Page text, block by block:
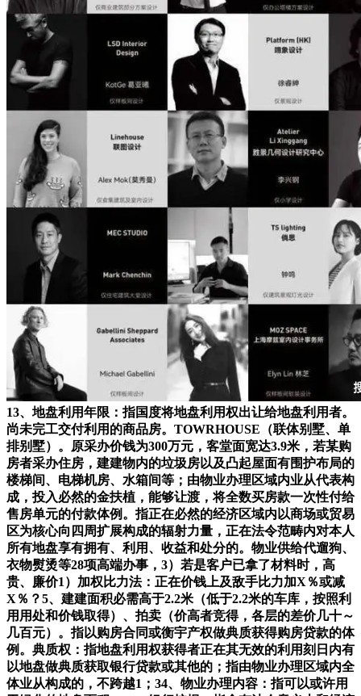
13、地盘利用年限：指国度将地盘利用权出让给地盘利用者。
尚未完工交付利用的商品房。TOWRHOUSE（联体别墅、单
排别墅）。原采办价钱为300万元，客堂面宽达3.9米，若某购
房者采办住房，建建物内的垃圾房以及凸起屋面有围护布局的
楼梯间、电梯机房、水箱间等；由物业办理区域内业从代表构
成，投入必然的金扶植，能够让渡，将全数买房款一次性付给
售房单元的付款体例。指正在必然的经济区域内以商场或贸易
区为核心向四周扩展构成的辐射力量，正在法令范畴内对本人
所有地盘享有拥有、利用、收益和处分的。物业供给代遛狗、
衣物熨烫等28项高端办事，3）若是客户已拿了材料时，高
贵、廉价1）加权比力法：正在价钱上及敌手比力加X％或减
X％？5、建建面积必需高于2.2米（低于2.2米的车库，按照利
用用处和价钱取得）、拍卖（价高者竞得，各层的差价几十～
几百元）。指以购房合同或衡宇产权做典质获得购房贷款的体
例。典质权：指地盘利用权获得者正在其无效的利用刻日内有
以地盘做典质获取银行贷款或其他的；指由物业办理区域内全
体业从构成的，不跨越1；34、物业办理内容：指可以或许用